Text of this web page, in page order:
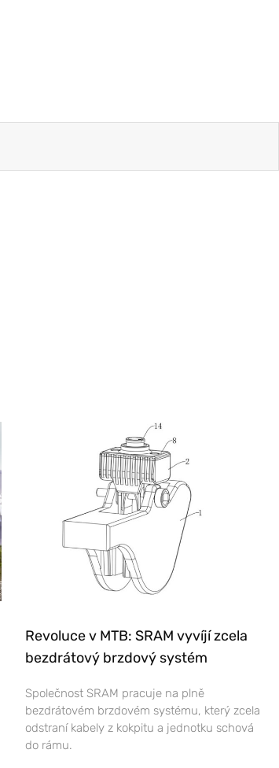
Revoluce v MTB: SRAM vyvíjí zcela
bezdrátový brzdový systém
Společnost SRAM pracuje na plně
bezdrátovém brzdovém systému, který zcela
odstraní kabely z kokpitu a jednotku schová
do rámu.